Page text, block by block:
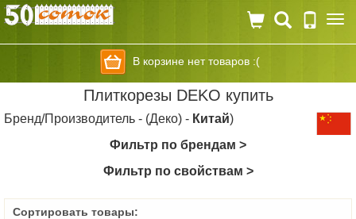
В корзине нет товаров :(
Плиткорезы DEKO купить
Бренд/Производитель - (Деко) - Китай)
Фильтр по брендам >
Фильтр по свойствам >
Сортировать товары: